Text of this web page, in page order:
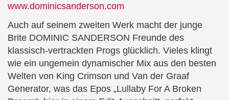
www.dominicsanderson.com
Auch auf seinem zweiten Werk macht der junge
Brite DOMINIC SANDERSON Freunde des
klassisch-vertrackten Progs glücklich. Vieles klingt
wie ein ungemein dynamischer Mix aus den besten
Welten von King Crimson und Van der Graaf
Generator, was das Epos „Lullaby For A Broken